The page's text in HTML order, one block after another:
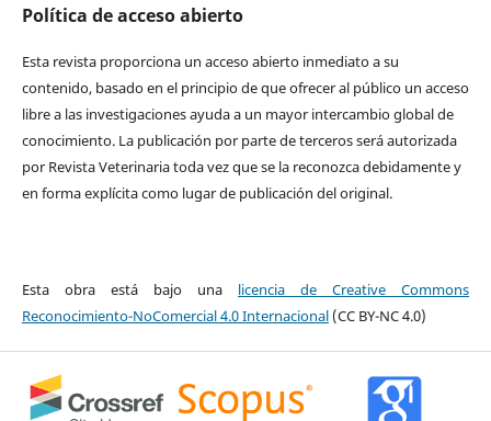
Política de acceso abierto
Esta revista proporciona un acceso abierto inmediato a su
contenido, basado en el principio de que ofrecer al público un acceso
libre a las investigaciones ayuda a un mayor intercambio global de
conocimiento. La publicación por parte de terceros será autorizada
por Revista Veterinaria toda vez que se la reconozca debidamente y
en forma explícita como lugar de publicación del original.
Esta obra está bajo una licencia de Creative Commons
Reconocimiento-NoComercial 4.0 Internacional(CC BY-NC 4.0)